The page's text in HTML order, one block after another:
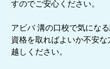
すのでご安心ください。
アビバ 溝の口校で気にな
資格を取ればよいか不安
越しください。